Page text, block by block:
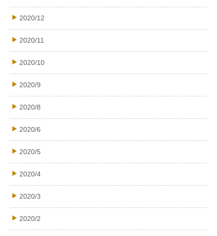
2020/12
2020/11
2020/10
2020/9
2020/8
2020/6
2020/5
2020/4
2020/3
2020/2